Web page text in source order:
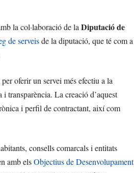
la col·laboració de laDiputació de
de serveisde la diputació, que té com a
oferir un servei més efectiu a la
transparència. La creació d’aquest
i perfil de contractant, així com
consells comarcals i entitats
amb elsObjectius de Desenvolupament